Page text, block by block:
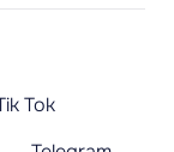
Tok